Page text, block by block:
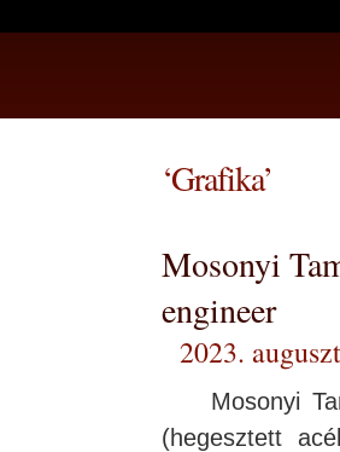
‘Grafika’
Mosonyi
engineer
2023.
Mosonyi
(hegesztett